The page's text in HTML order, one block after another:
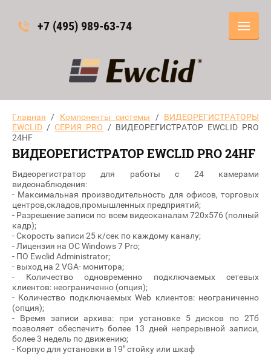
+7 (495) 989-63-74
Главная / Компоненты системы / ВИДЕОРЕГИСТРАТОРЫ
EWCLID /СЕРИЯ PRO / ВИДЕОРЕГИСТРАТОР EWCLID PRO
24HF
ВИДЕОРЕГИСТРАТОР EWCLID PRO 24HF
Видеорегистратор для работы с 24 камерами
видеонаблюдения:
- Максимальная производительность для офисов, торговых
центров,складов,промышленных предприятий;
- Разрешение записи по всем видеоканалам 720х576 (полный
кадр);
- Скорость записи 25 к/сек по каждому каналу;
- Лицензия на ОС Windows 7 Pro;
- ПO Ewclid Administrator;
- выход на 2 VGA- монитора;
- Количество одновременно подключаемых сетевых
клиентов: неограниченно (опция);
- Количество подключаемых Web клиентов: неограниченно
(опция);
- Время записи архива: при установке 5 дисков по 2Тб
позволяет обеспечить более 13 дней непрерывной записи,
более 3 недель по движению;
- Корпус для установки в 19" стойку или шкаф